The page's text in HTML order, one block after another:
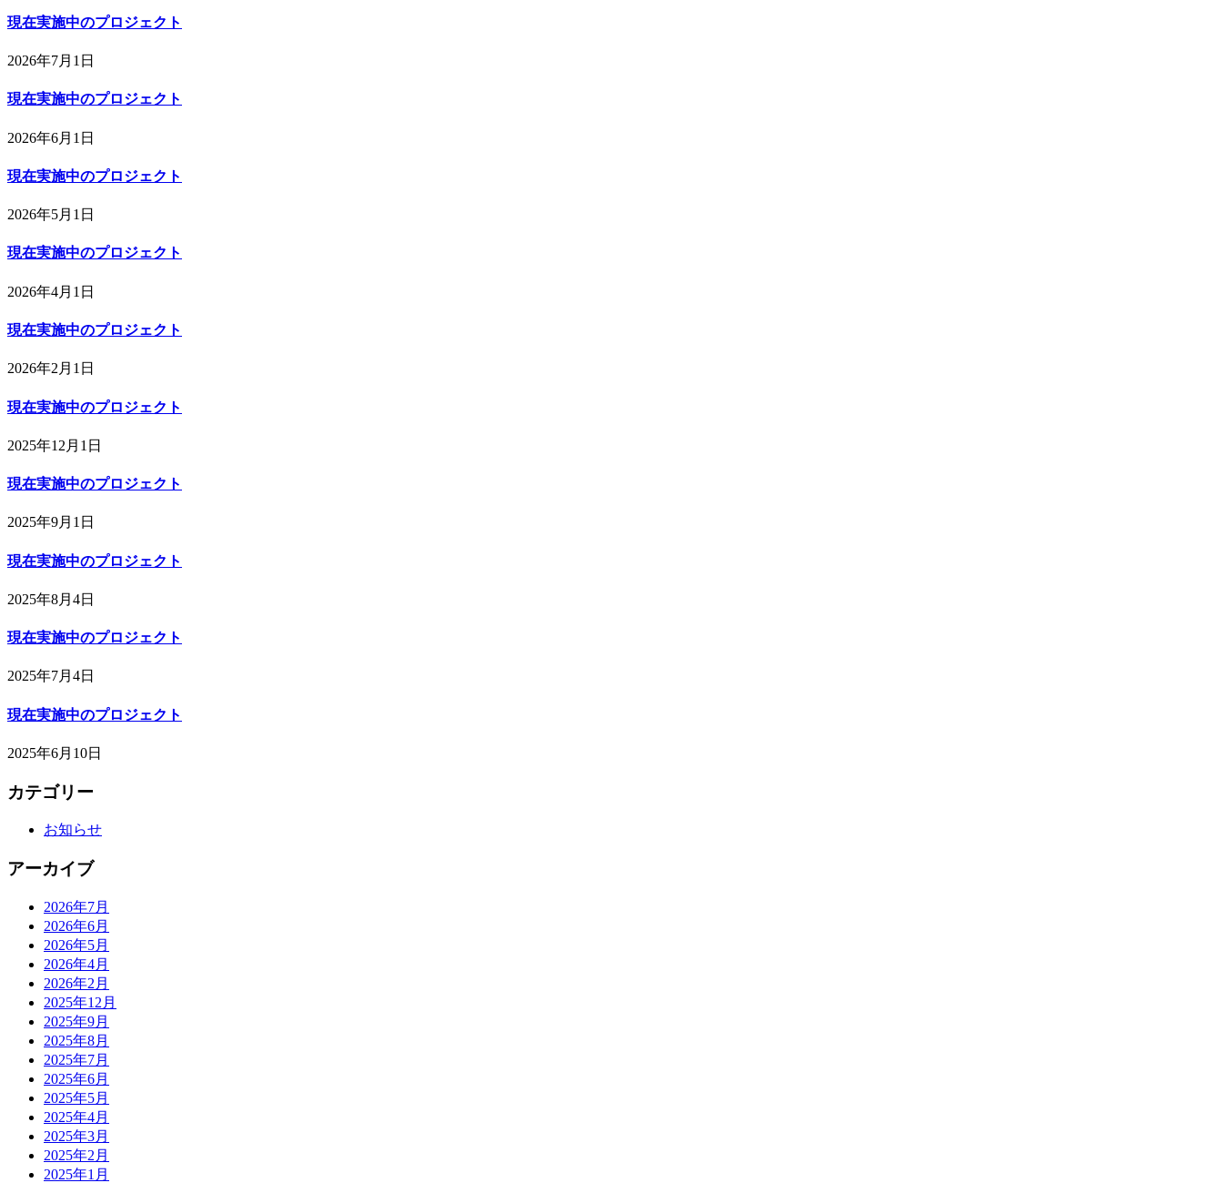
現在実施中のプロジェクト
2026年7月1日
現在実施中のプロジェクト
2026年6月1日
現在実施中のプロジェクト
2026年5月1日
現在実施中のプロジェクト
2026年4月1日
現在実施中のプロジェクト
2026年2月1日
現在実施中のプロジェクト
2025年12月1日
現在実施中のプロジェクト
2025年9月1日
現在実施中のプロジェクト
2025年8月4日
現在実施中のプロジェクト
2025年7月4日
現在実施中のプロジェクト
2025年6月10日
カテゴリー
お知らせ
アーカイブ
2026年7月
2026年6月
2026年5月
2026年4月
2026年2月
2025年12月
2025年9月
2025年8月
2025年7月
2025年6月
2025年5月
2025年4月
2025年3月
2025年2月
2025年1月